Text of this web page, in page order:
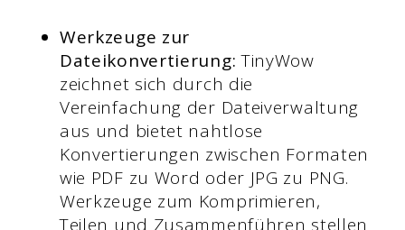
Werkzeuge zur
Dateikonvertierung:TinyWow
zeichnet sich durch die
Vereinfachung der Dateiverwaltung
aus und bietet nahtlose
Konvertierungen zwischen Formaten
wie PDF zu Word oder JPG zu PNG.
Werkzeuge zum Komprimieren,
Teilen und Zusammenführen stellen